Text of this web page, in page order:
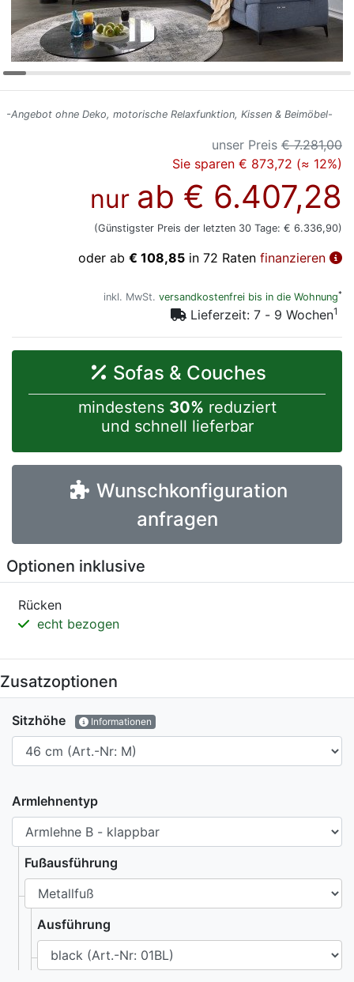
-Angebot ohne Deko, motorische Relaxfunktion, Kissen & Beimöbel-
unser Preis € 7.281,00
Sie sparen € 873,72 (≈ 12%)
nur ab € 6.407,28
(Günstigster Preis der letzten 30 Tage: € 6.336,90)
oder ab € 108,85 in 72 Raten finanzieren
inkl. MwSt. versandkostenfrei bis in die Wohnung*
Lieferzeit: 7 - 9 Wochen1
Sofas & Couches
mindestens 30% reduziert
und schnell lieferbar
Wunschkonfiguration
anfragen
Optionen inklusive
Rücken
echt bezogen
Zusatzoptionen
Sitzhöhe Informationen
Armlehnentyp
Fußausführung
Ausführung
Markenwelt
Letz-
Deals